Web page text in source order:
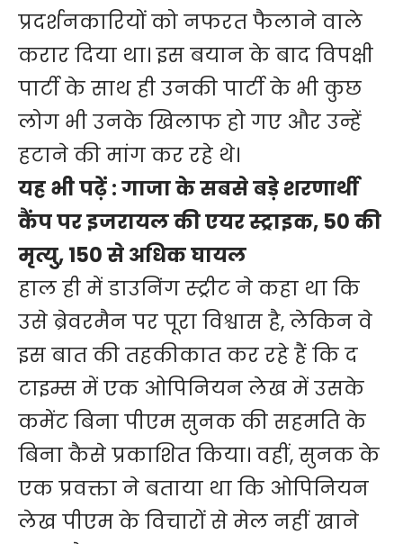
प्रदर्शनकारियों को नफरत फैलाने वाले
करार दिया था। इस बयान के बाद विपक्षी
पार्टी के साथ ही उनकी पार्टी के भी कुछ
लोग भी उनके खिलाफ हो गए और उन्हें
हटाने की मांग कर रहे थे।
यह भी पढ़ें :गाजा के सबसे बड़े शरणार्थी
कैंप पर इजरायल की एयर स्ट्राइक, 50 की
मृत्यु, 150 से अधिक घायल
हाल ही में डाउनिंग स्ट्रीट ने कहा था कि
उसे ब्रेवरमैन पर पूरा विश्वास है, लेकिन वे
इस बात की तहकीकात कर रहे हैं कि द
टाइम्स में एक ओपिनियन लेख में उसके
कमेंट बिना पीएम सुनक की सहमति के
बिना कैसे प्रकाशित किया। वहीं, सुनक के
एक प्रवक्ता ने बताया था कि ओपिनियन
लेख पीएम के विचारों से मेल नहीं खाने